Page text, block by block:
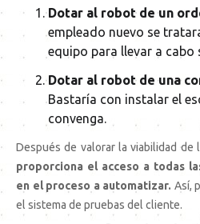
Dotar al robot de un
empleado nuevo se
equipo para llevar a cabo
Dotar al robot de una
Bastaría con instalar el
convenga.
Después de valorar la viabilidad de
proporciona el acceso a todas
en el proceso a automatizar. Así,
el sistema de pruebas del cliente.